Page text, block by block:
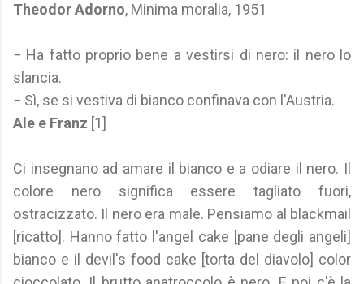
Theodor Adorno, Minima moralia, 1951
− Ha fatto proprio bene a vestirsi di nero: il nero lo
slancia.
− Sì, se si vestiva di bianco confinava con l'Austria.
Ale e Franz [1]
Ci insegnano ad amare il bianco e a odiare il nero. Il
colore nero significa essere tagliato fuori,
ostracizzato. Il nero era male. Pensiamo al blackmail
[ricatto]. Hanno fatto l'angel cake [pane degli angeli]
bianco e il devil's food cake [torta del diavolo] color